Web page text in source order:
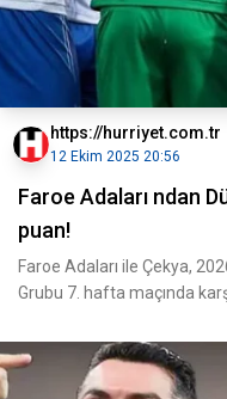
https://hurriyet.com.tr
12 Ekim 2025 20:56
Faroe Adaları ndan
puan!
Faroe Adaları ile Çekya,
Grubu 7. hafta maçında